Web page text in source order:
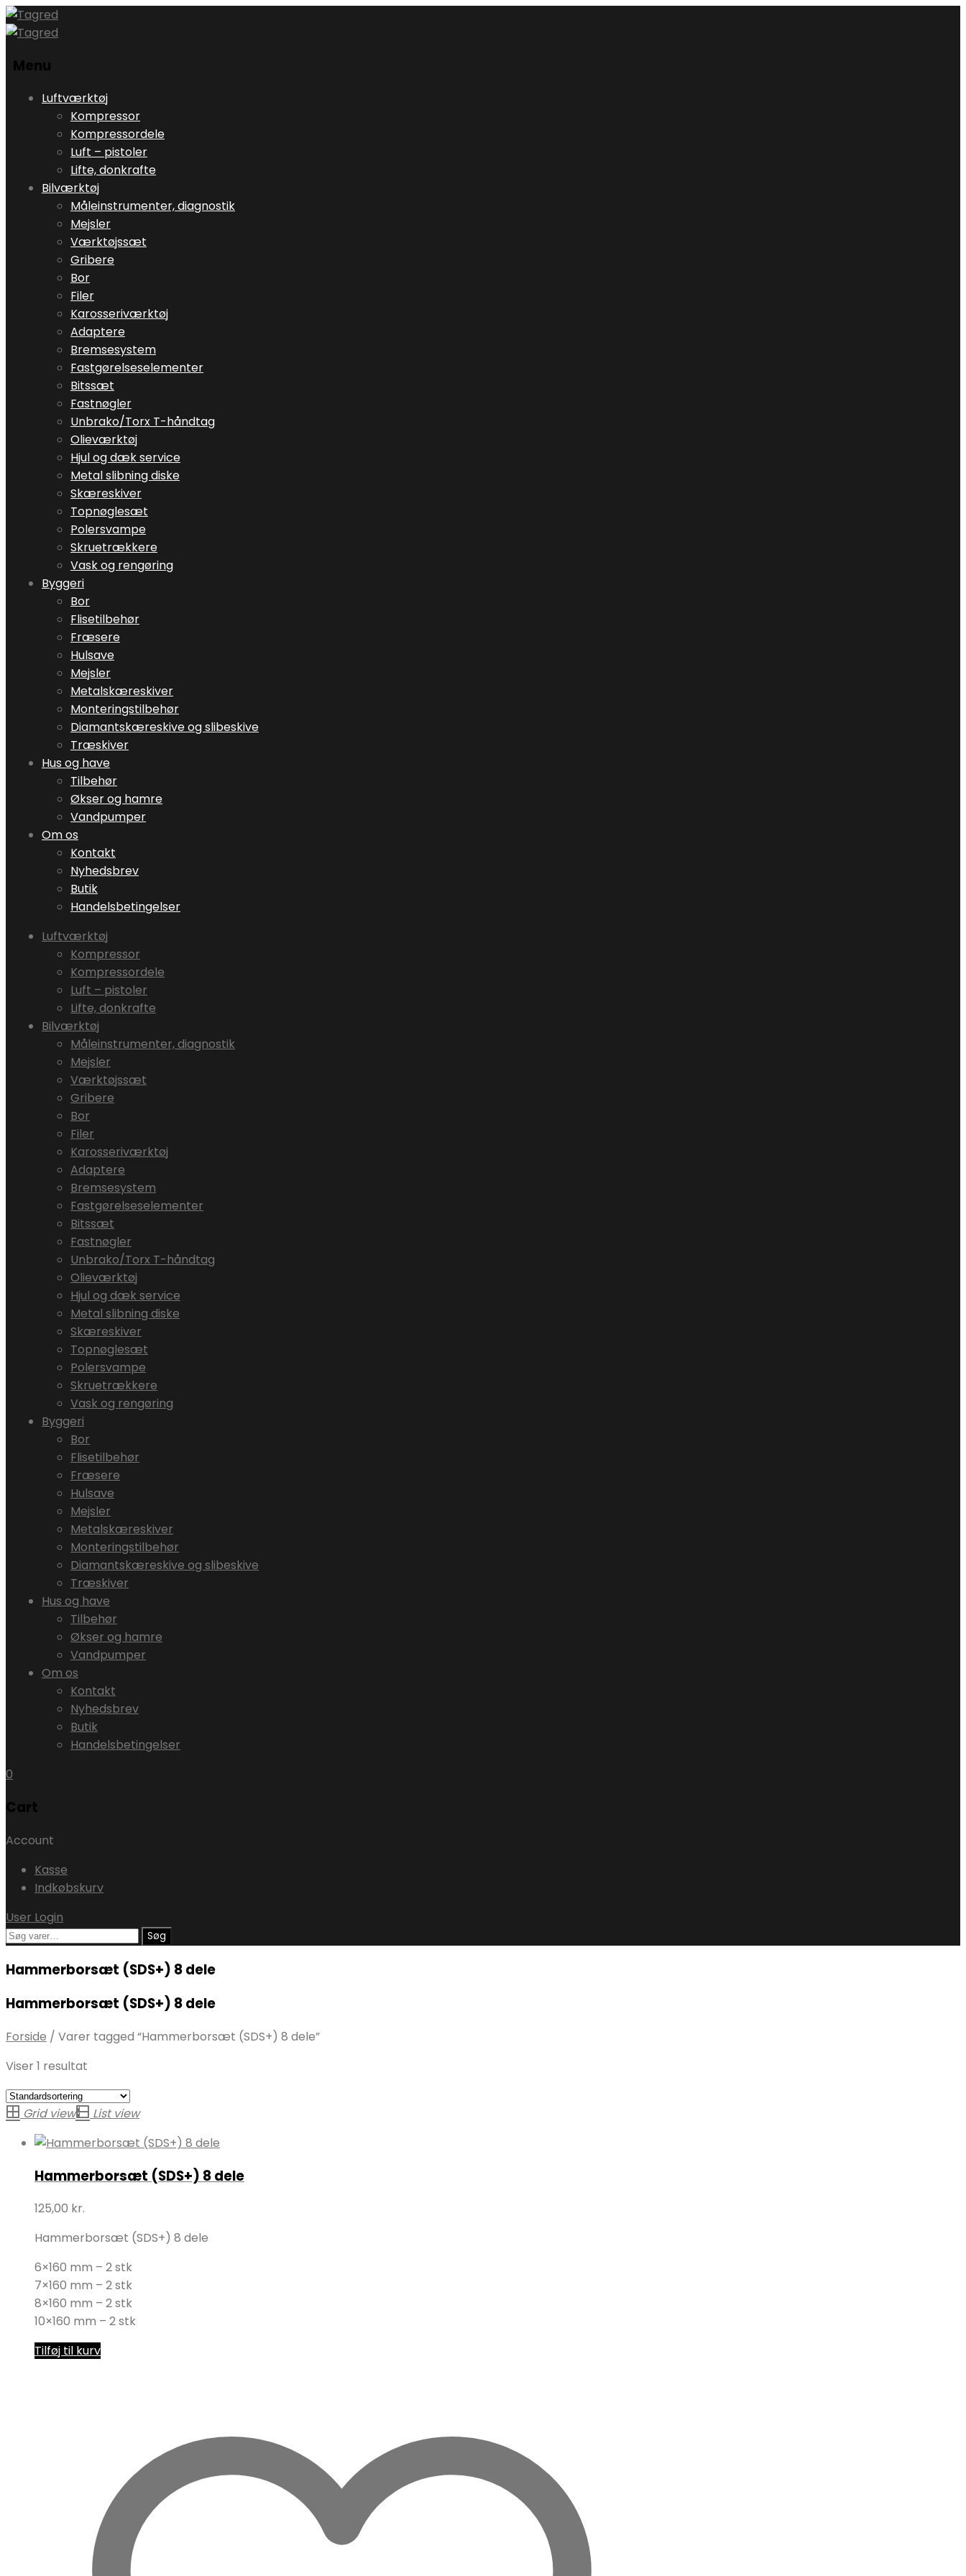
Menu
Skip
content
Luftværktøj
Kompressor
Kompressordele
Luft – pistoler
Lifte, donkrafte
Bilværktøj
Måleinstrumenter, diagnostik
Mejsler
Værktøjssæt
Gribere
Bor
Filer
Karosseriværktøj
Adaptere
Bremsesystem
Fastgørelseselementer
Bitssæt
Fastnøgler
Unbrako/Torx T-håndtag
Olieværktøj
Hjul og dæk service
Metal slibning diske
Skæreskiver
Topnøglesæt
Polersvampe
Skruetrækkere
Vask og rengøring
Byggeri
Bor
Flisetilbehør
Fræsere
Hulsave
Mejsler
Metalskæreskiver
Monteringstilbehør
Diamantskæreskive og slibeskive
Træskiver
Hus og have
Tilbehør
Økser og hamre
Vandpumper
Om os
Kontakt
Nyhedsbrev
Butik
Handelsbetingelser
Luftværktøj
Kompressor
Kompressordele
Luft – pistoler
Lifte, donkrafte
Bilværktøj
Måleinstrumenter, diagnostik
Mejsler
Værktøjssæt
Gribere
Bor
Filer
Karosseriværktøj
Adaptere
Bremsesystem
Fastgørelseselementer
Bitssæt
Fastnøgler
Unbrako/Torx T-håndtag
Olieværktøj
Hjul og dæk service
Metal slibning diske
Skæreskiver
Topnøglesæt
Polersvampe
Skruetrækkere
Vask og rengøring
Byggeri
Bor
Flisetilbehør
Fræsere
Hulsave
Mejsler
Metalskæreskiver
Monteringstilbehør
Diamantskæreskive og slibeskive
Træskiver
Hus og have
Tilbehør
Økser og hamre
Vandpumper
Om os
Kontakt
Nyhedsbrev
Butik
Handelsbetingelser
0
Cart
Account
Kasse
Indkøbskurv
User Login
Søg
Søg
Hammerborsæt (SDS+) 8 dele
Hammerborsæt (SDS+) 8 dele
Forside / Varer tagged “Hammerborsæt (SDS+) 8 dele”
Viser 1 resultat
Grid view List view
Hammerborsæt (SDS+) 8 dele
125,00 kr.
Hammerborsæt (SDS+) 8 dele
6×160 mm – 2 stk
7×160 mm – 2 stk
8×160 mm – 2 stk
10×160 mm – 2 stk
Tilføj til kurv